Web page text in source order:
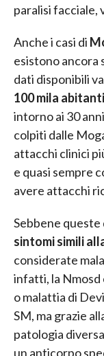
paralisi facciale,
Anche i casi di
esistono ancora
dati disponibili
100 mila
intorno ai 30
colpiti dalle
attacchi clinici
e quasi sempre
avere attacchi
Sebbene queste
sintomi simili
considerate
infatti, la
o malattia di
SM, ma grazie
patologia
un anticorpo